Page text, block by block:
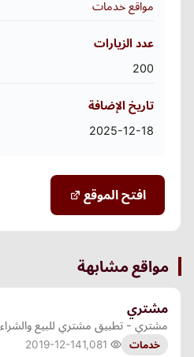
مواقع خدمات
عدد الزيارات
200
تاريخ الإضافة
2025-12-18
افتح الموقع
مواقع مشابهة
مشتري
مشتري - تطبيق مشتري للبيع والشراء
خدمات 2019-12-14